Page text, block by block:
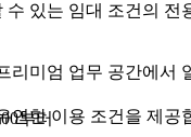
수 있는 임대 조건의 전
리미엄 업무 공간에서
연한 이용 조건을 제공
부터